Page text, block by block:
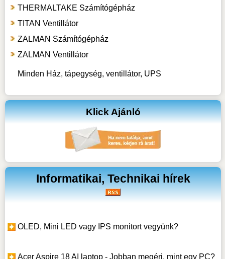
THERMALTAKE Számítógépház
TITAN Ventillátor
ZALMAN Számítógépház
ZALMAN Ventillátor
Minden Ház, tápegység, ventillátor, UPS
Klick Ajánló
Informatikai, Technikai hírek
OLED, Mini LED vagy IPS monitort vegyünk?
Acer Aspire 18 AI laptop - Jobban megéri, mint egy PC?